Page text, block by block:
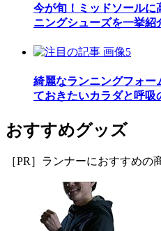
今が旬！ミッドソールに
ニングシューズを一挙紹
綺麗なランニングフォー
ておきたいカラダと呼吸
おすすめグッズ
［PR］ランナーにおすすめの